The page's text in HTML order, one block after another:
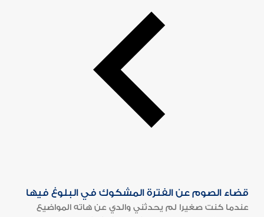
قضاء الصوم عن الفترة المشكوك في البلوغ فيها
عندما كنت صغيرا لم يحدثني والدي عن هاته المواضيع